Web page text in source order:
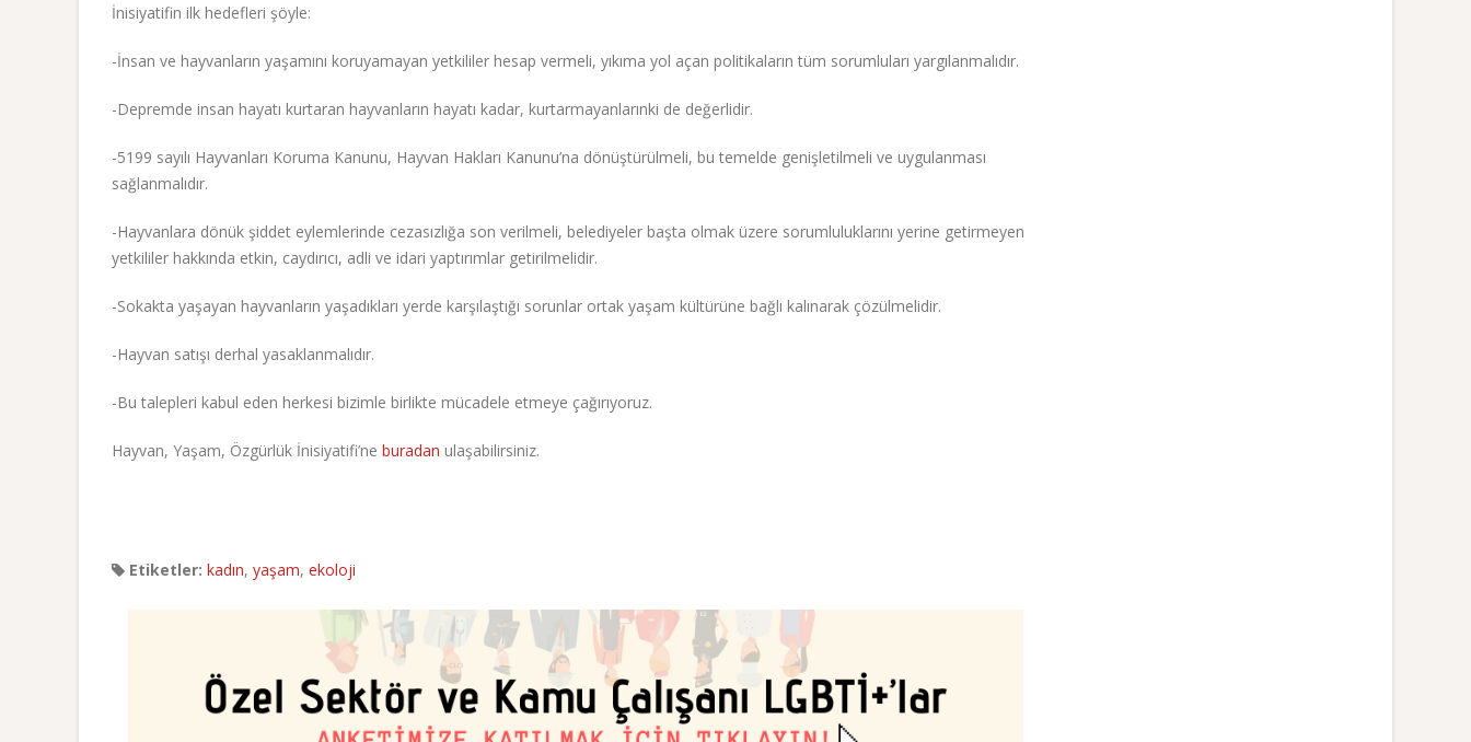
İnisiyatifin ilk hedefleri şöyle:
-İnsan ve hayvanların yaşamını koruyamayan yetkililer hesap vermeli, yıkıma yol açan politikaların tüm sorumluları yargılanmalıdır.
-Depremde insan hayatı kurtaran hayvanların hayatı kadar, kurtarmayanlarınki de değerlidir.
-5199 sayılı Hayvanları Koruma Kanunu, Hayvan Hakları Kanunu’na dönüştürülmeli, bu temelde genişletilmeli ve uygulanması
sağlanmalıdır.
-Hayvanlara dönük şiddet eylemlerinde cezasızlığa son verilmeli, belediyeler başta olmak üzere sorumluluklarını yerine getirmeyen
yetkililer hakkında etkin, caydırıcı, adli ve idari yaptırımlar getirilmelidir.
-Sokakta yaşayan hayvanların yaşadıkları yerde karşılaştığı sorunlar ortak yaşam kültürüne bağlı kalınarak çözülmelidir.
-Hayvan satışı derhal yasaklanmalıdır.
-Bu talepleri kabul eden herkesi bizimle birlikte mücadele etmeye çağırıyoruz.
Hayvan, Yaşam, Özgürlük İnisiyatifi’ne buradan ulaşabilirsiniz.
Etiketler: kadın, yaşam, ekoloji